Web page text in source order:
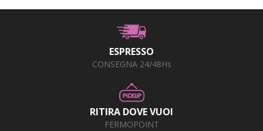
ESPRESSO
CONSEGNA 24/48Hs
RITIRA DOVE VUOI
FERMOPOINT